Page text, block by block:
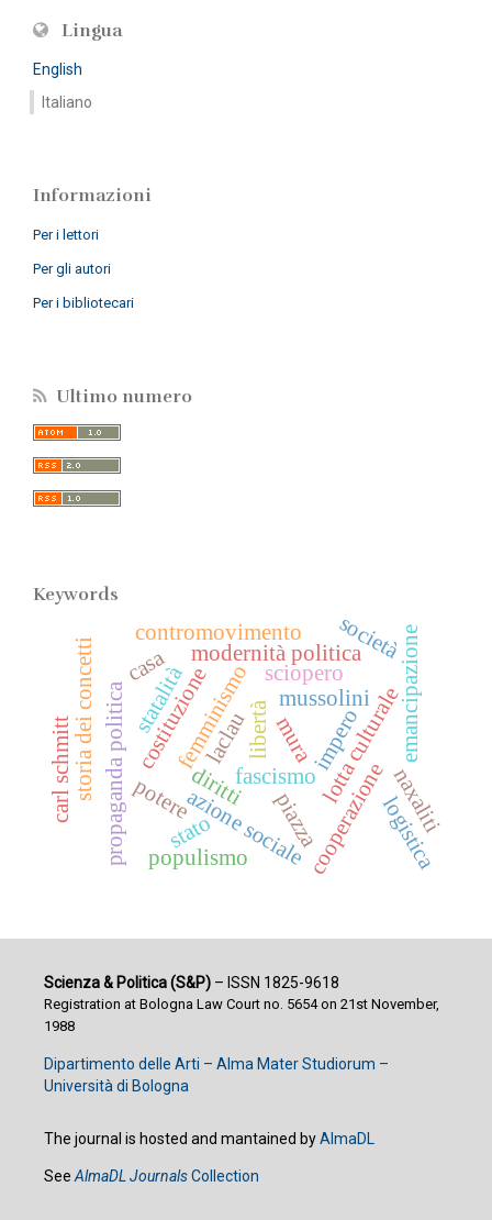
Lingua
English
Italiano
Informazioni
Per i lettori
Per gli autori
Per i bibliotecari
Ultimo numero
Keywords
femminismo
potere
libertà
diritti
modernità politica
mussolini
propaganda politica lotta culturale
fascismocooperazione
azione sociale
contromovimento emancipazione
stato
costituzione
storia dei concetti impero
logistica
statalità
carl schmitt
populismo
laclau
naxaliti
sciopero
casa
piazza
mura
società
Scienza & Politica (S&P)– ISSN 1825-9618
Registration at Bologna Law Court no. 5654 on 21st November,
1988
Dipartimento delle Arti – Alma Mater Studiorum –
Università di Bologna
The journal is hosted and mantained byAlmaDL
See AlmaDL JournalsCollection